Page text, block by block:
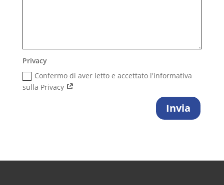
Privacy
Confermo di aver letto e accettato l'informativa
sulla Privacy
Invia